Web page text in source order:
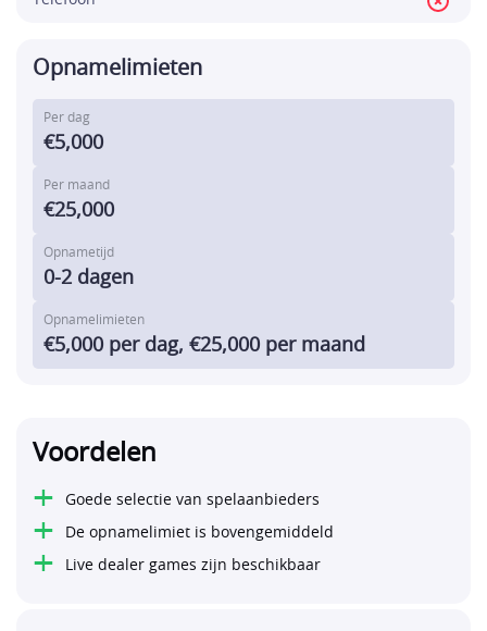
Opnamelimieten
Per dag
€5,000
Per maand
€25,000
Opnametijd
0-2 dagen
Opnamelimieten
€5,000 per dag, €25,000 per maand
Voordelen
+ Goede selectie van spelaanbieders
+ De opnamelimiet is bovengemiddeld
+ Live dealer games zijn beschikbaar